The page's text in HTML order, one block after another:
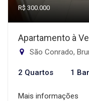
R$ 300.000
Apartamento à
São Conrado,
2 Quartos 1
Mais informações